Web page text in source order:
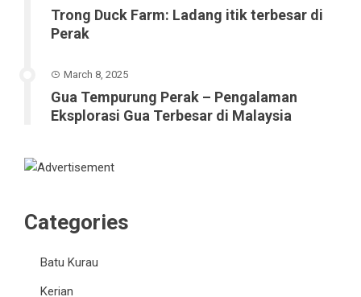
Trong Duck Farm: Ladang itik terbesar di
Perak
March 8, 2025
Gua Tempurung Perak – Pengalaman
Eksplorasi Gua Terbesar di Malaysia
Categories
Batu Kurau
Kerian